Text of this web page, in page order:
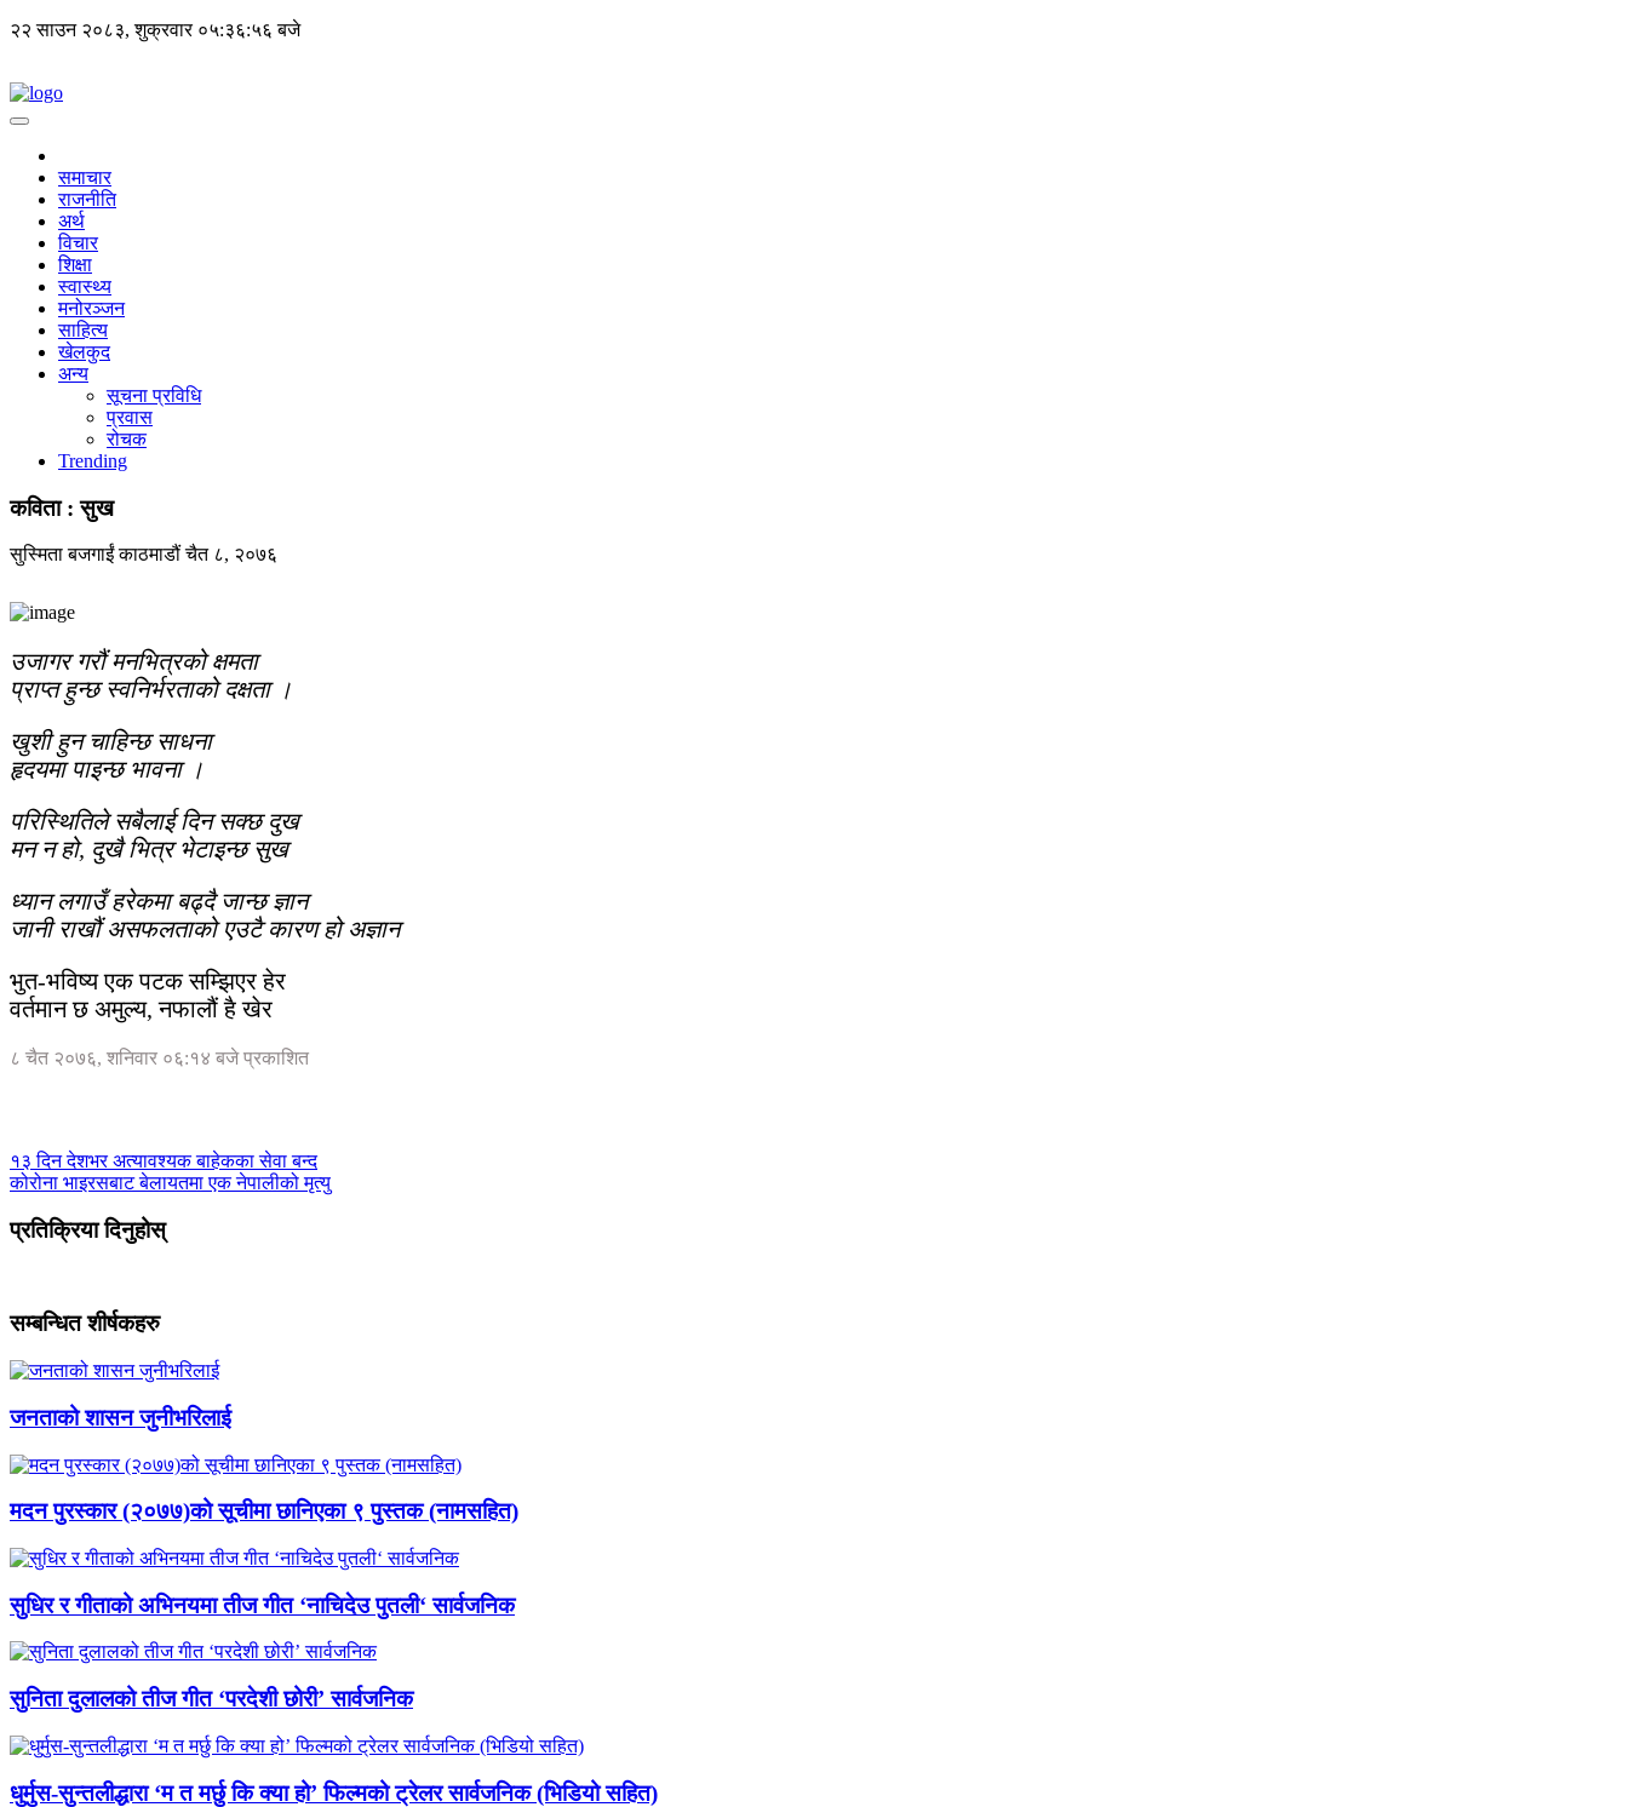
२२ साउन २०८३, शुक्रवार ०५:३६:५७ बजे
समाचार
राजनीति
अर्थ
विचार
शिक्षा
स्वास्थ्य
मनोरञ्जन
साहित्य
खेलकुद
अन्य
सूचना प्रविधि
प्रवास
रोचक
Trending
कविता : सुख
सुस्मिता बजगाईंकाठमाडौंचैत ८, २०७६
उजागर गरौं मनभित्रको क्षमता
प्राप्त हुन्छ स्वनिर्भरताको दक्षता ।
खुशी हुन चाहिन्छ साधना
हृदयमा पाइन्छ भावना ।
परिस्थितिले सबैलाई दिन सक्छ दुख
मन न हो, दुखै भित्र भेटाइन्छ सुख
ध्यान लगाउँ हरेकमा बढ्दै जान्छ ज्ञान
जानी राखौं असफलताको एउटै कारण हो अज्ञान
भुत-भविष्य एक पटक सम्झिएर हेर
वर्तमान छ अमुल्य, नफालौं है खेर
८ चैत २०७६, शनिवार ०६:१४ बजे प्रकाशित
१३ दिन देशभर अत्यावश्यक बाहेकका सेवा बन्द
कोरोना भाइरसबाट बेलायतमा एक नेपालीको मृत्यु
प्रतिक्रिया दिनुहोस्
सम्बन्धित शीर्षकहरु
जनताको शासन जुनीभरिलाई
मदन पुरस्कार (२०७७)को सूचीमा छानिएका ९ पुस्तक (नामसहित)
सुधिर र गीताको अभिनयमा तीज गीत ‘नाचिदेउ पुतली‘ सार्वजनिक
सुनिता दुलालको तीज गीत ‘परदेशी छोरी’ सार्वजनिक
धुर्मुस-सुन्तलीद्धारा ‘म त मर्छु कि क्या हो’ फिल्मको ट्रेलर सार्वजनिक (भिडियो सहित)